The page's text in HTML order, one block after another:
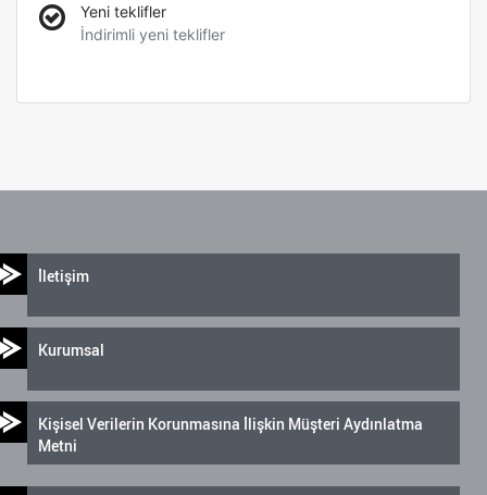
Yeni teklifler
İndirimli yeni teklifler
İletişim
Kurumsal
Kişisel Verilerin Korunmasına İlişkin Müşteri Aydınlatma
Metni